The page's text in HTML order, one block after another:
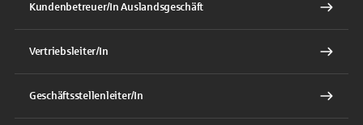
Kundenbetreuer/In Auslandsgeschäft
Vertriebsleiter/In
Geschäftsstellenleiter/In